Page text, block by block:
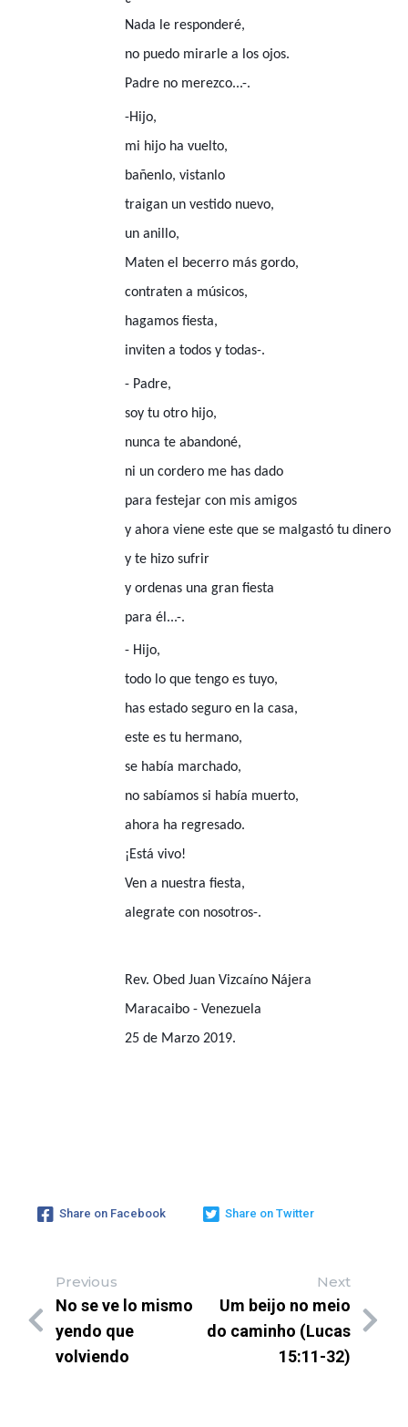
Nada le responderé,
no puedo mirarle a los ojos.
Padre no merezco...-.
-Hijo,
mi hijo ha vuelto,
bañenlo, vistanlo
traigan un vestido nuevo,
un anillo,
Maten el becerro más gordo,
contraten a músicos,
hagamos fiesta,
inviten a todos y todas-.
- Padre,
soy tu otro hijo,
nunca te abandoné,
ni un cordero me has dado
para festejar con mis amigos
y ahora viene este que se malgastó tu dinero
y te hizo sufrir
y ordenas una gran fiesta
para él...-.
- Hijo,
todo lo que tengo es tuyo,
has estado seguro en la casa,
este es tu hermano,
se había marchado,
no sabíamos si había muerto,
ahora ha regresado.
¡Está vivo!
Ven a nuestra fiesta,
alegrate con nosotros-.
Rev. Obed Juan Vizcaíno Nájera
Maracaibo - Venezuela
25 de Marzo 2019.
Share on Facebook Share on Twitter
Previous
No se ve lo mismo
yendo que
volviendo
Next
Um beijo no meio
do caminho (Lucas
15:11-32)